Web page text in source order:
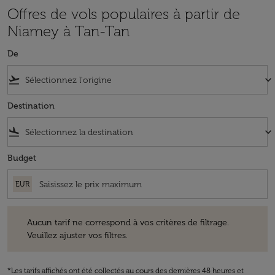
Offres de vols populaires à partir de
Niamey à Tan-Tan
De
flight_takeoff keyboard_arrow_down
Destination
flight_land keyboard_arrow_down
Budget
EUR
Aucun tarif ne correspond à vos critères de filtrage.
Veuillez ajuster vos filtres.
*Les tarifs affichés ont été collectés au cours des dernières 48 heures et